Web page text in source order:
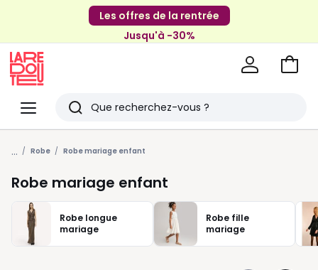
Les offres de la rentrée
Jusqu'à -30%
Menu
Redoute
Rechercher
Derniers
articles
vus
Aller
... Robe Robe mariage enfant
Robe mariage enfant
Robe longue
mariage
Robe fille
mariage